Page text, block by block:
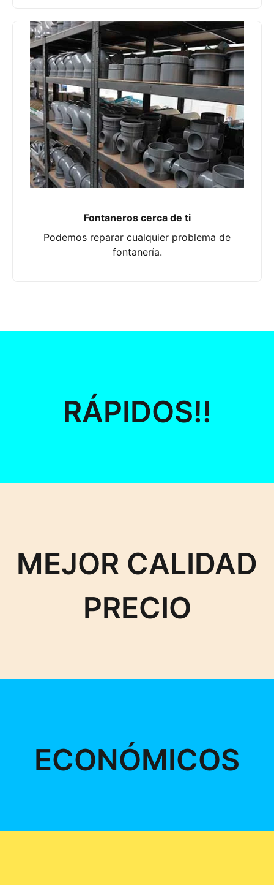
Fontaneros cerca de ti
Podemos reparar cualquier problema de
fontanería.
RÁPIDOS!!
MEJOR CALIDAD
PRECIO
ECONÓMICOS